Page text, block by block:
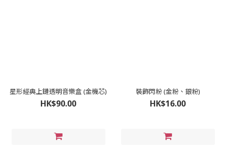
星形經典上鏈透明音樂盒 (金機芯)
HK$90.00
裝飾閃粉 (金粉、銀粉)
HK$16.00